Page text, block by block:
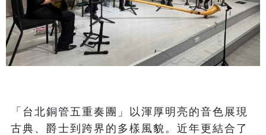
「台北銅管五重奏團」以渾厚明亮的音色展現
古典、爵士到跨界的多樣風貌。近年更結合了